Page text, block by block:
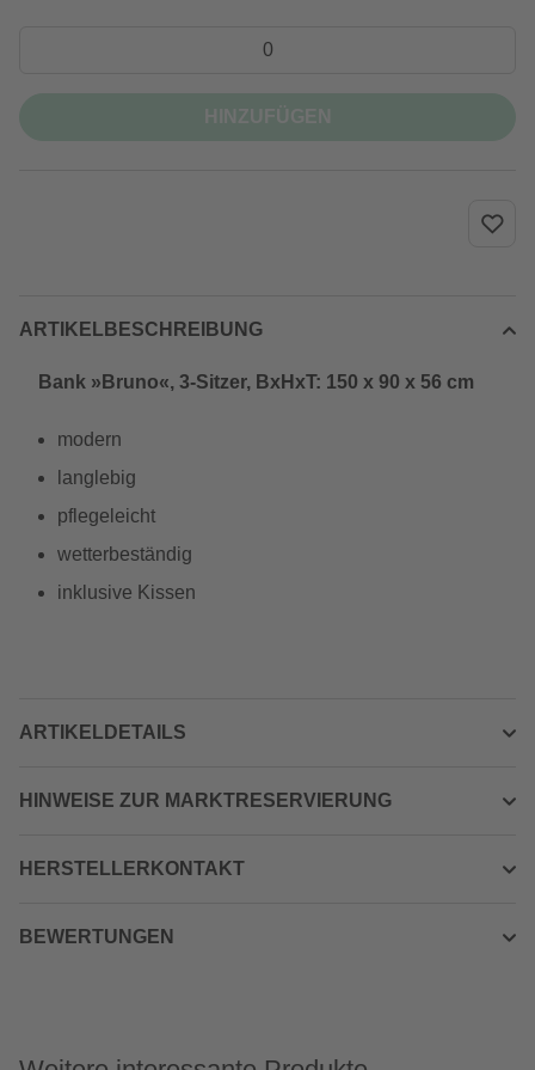
ARTIKELBESCHREIBUNG
Bank »Bruno«, 3-Sitzer, BxHxT: 150 x 90 x 56 cm
modern
langlebig
pflegeleicht
wetterbeständig
inklusive Kissen
ARTIKELDETAILS
HINWEISE ZUR MARKTRESERVIERUNG
HERSTELLERKONTAKT
BEWERTUNGEN